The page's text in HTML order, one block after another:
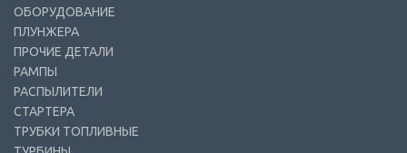
ОБОРУДОВАНИЕ
ПЛУНЖЕРА
ПРОЧИЕ ДЕТАЛИ
РАМПЫ
РАСПЫЛИТЕЛИ
СТАРТЕРА
ТРУБКИ ТОПЛИВНЫЕ